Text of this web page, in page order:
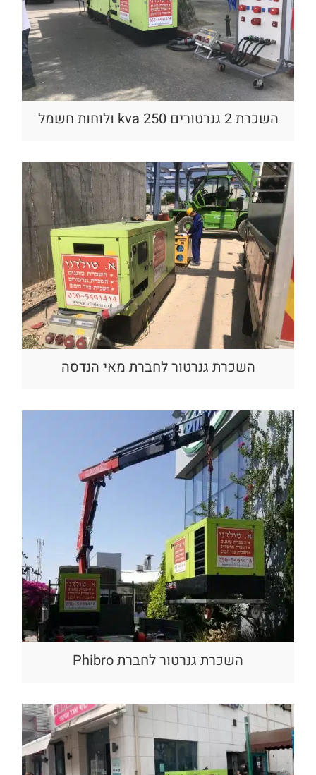
השכרת 2 גנרטורים 250 kva ולוחות חשמל
השכרת גנרטור לחברת מאי הנדסה
השכרת גנרטור לחברת Phibro